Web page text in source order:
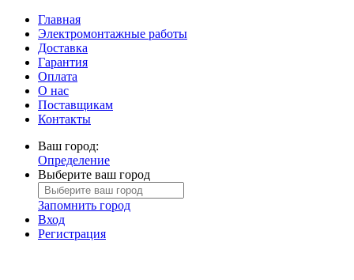
Главная
Электромонтажные работы
Доставка
Гарантия
Оплата
О нас
Поставщикам
Контакты
Ваш город:
Определение
Выберите ваш город
Запомнить город
Вход
Регистрация